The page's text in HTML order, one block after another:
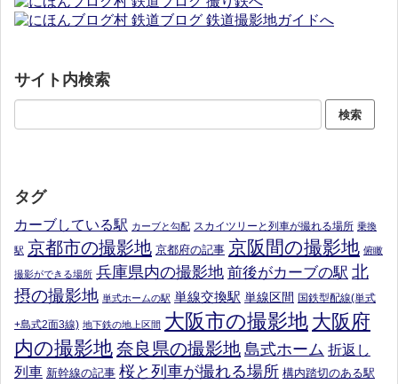
サイト内検索
タグ
カーブしている駅 カーブと勾配 スカイツリーと列車が撮れる場所 乗換
駅 京都市の撮影地 京都府の記事 京阪間の撮影地 俯瞰
撮影ができる場所 兵庫県内の撮影地 前後がカーブの駅 北
摂の撮影地 単式ホームの駅 単線交換駅 単線区間 国鉄型配線(単式
+島式2面3線) 地下鉄の地上区間 大阪市の撮影地 大阪府
内の撮影地奈良県の撮影地 島式ホーム 折返し
列車 新幹線の記事 桜と列車が撮れる場所 構内踏切のある駅